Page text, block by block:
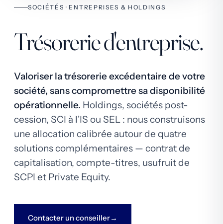
SOCIÉTÉS · ENTREPRISES & HOLDINGS
Trésorerie d'entreprise.
Valoriser la trésorerie excédentaire de votre
société, sans compromettre sa disponibilité
opérationnelle. Holdings, sociétés post-
cession, SCI à l'IS ou SEL : nous construisons
une allocation calibrée autour de quatre
solutions complémentaires — contrat de
capitalisation, compte-titres, usufruit de
SCPI et Private Equity.
Contacter un conseiller